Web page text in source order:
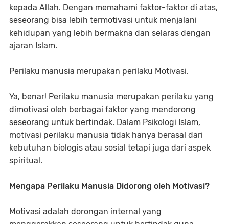
kepada Allah. Dengan memahami faktor-faktor di atas,
seseorang bisa lebih termotivasi untuk menjalani
kehidupan yang lebih bermakna dan selaras dengan
ajaran Islam.
Perilaku manusia merupakan perilaku Motivasi.
Ya, benar! Perilaku manusia merupakan perilaku yang
dimotivasi oleh berbagai faktor yang mendorong
seseorang untuk bertindak. Dalam Psikologi Islam,
motivasi perilaku manusia tidak hanya berasal dari
kebutuhan biologis atau sosial tetapi juga dari aspek
spiritual.
Mengapa Perilaku Manusia Didorong oleh Motivasi?
Motivasi adalah dorongan internal yang